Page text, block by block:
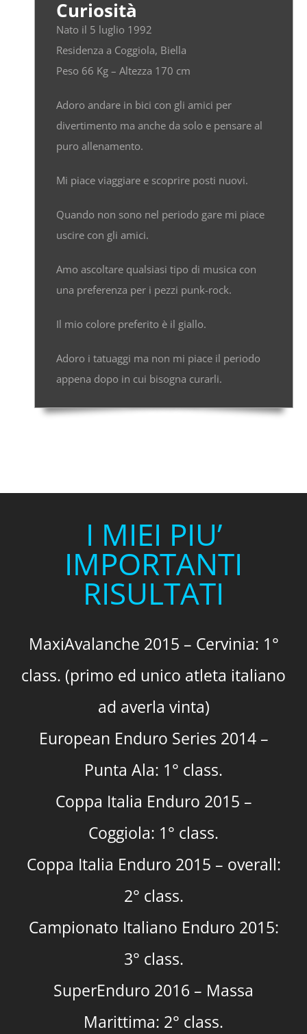
Curiosità
Nato il 5 luglio 1992
Residenza a Coggiola, Biella
Peso 66 Kg – Altezza 170 cm
Adoro andare in bici con gli amici per
divertimento ma anche da solo e pensare al
puro allenamento.
Mi piace viaggiare e scoprire posti nuovi.
Quando non sono nel periodo gare mi piace
uscire con gli amici.
Amo ascoltare qualsiasi tipo di musica con
una preferenza per i pezzi punk-rock.
Il mio colore preferito è il giallo.
Adoro i tatuaggi ma non mi piace il periodo
appena dopo in cui bisogna curarli.
I MIEI PIU’
IMPORTANTI
RISULTATI
MaxiAvalanche 2015 – Cervinia: 1°
class. (primo ed unico atleta italiano
ad averla vinta)
European Enduro Series 2014 –
Punta Ala: 1° class.
Coppa Italia Enduro 2015 –
Coggiola: 1° class.
Coppa Italia Enduro 2015 – overall:
2° class.
Campionato Italiano Enduro 2015:
3° class.
SuperEnduro 2016 – Massa
Marittima: 2° class.